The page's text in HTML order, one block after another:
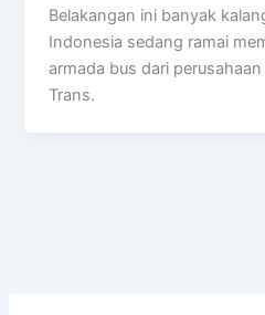
Belakangan ini banyak
Indonesia sedang ramai
armada bus dari
Trans.